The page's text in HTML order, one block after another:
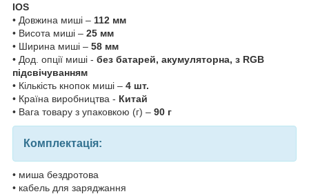
IOS
• Довжина миші – 112 мм
• Висота миші – 25 мм
• Ширина миші – 58 мм
• Дод. опції миші - без батарей, акумуляторна, з RGB
підсвічуванням
• Кількість кнопок миші – 4 шт.
• Країна виробництва - Китай
• Вага товару з упаковкою (г) – 90 г
Комплектація:
• миша бездротова
• кабель для заряджання